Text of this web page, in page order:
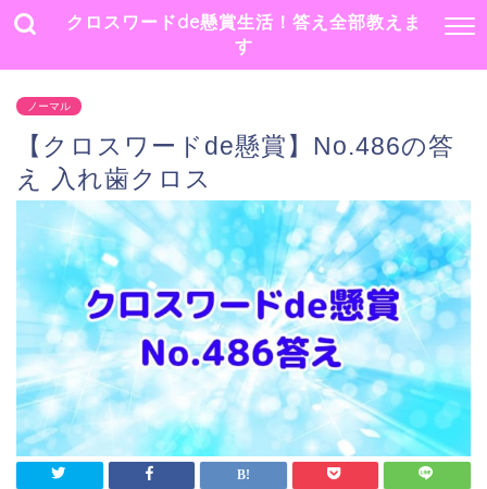
クロスワードde懸賞生活！答え全部教えま
す
ノーマル
【クロスワードde懸賞】No.486の答
え 入れ歯クロス